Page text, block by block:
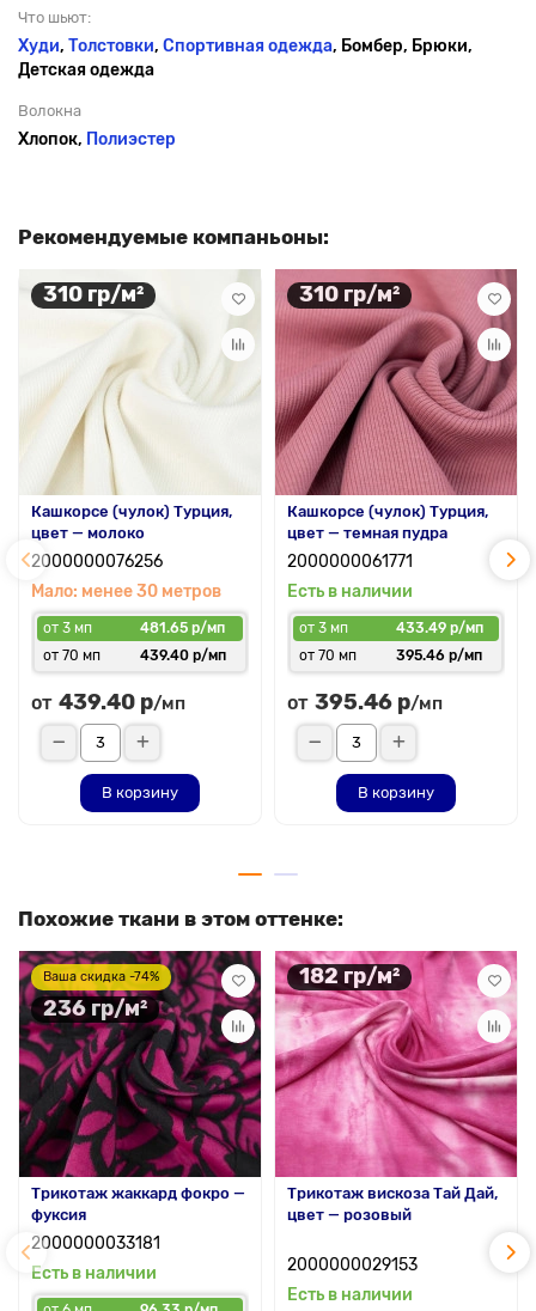
Что шьют:
Худи, Толстовки, Спортивная одежда, Бомбер, Брюки,
Детская одежда
Волокна
Хлопок, Полиэстер
Рекомендуемые компаньоны:
310 гр/м²
Кашкорсе (чулок) Турция,
цвет — молоко
2000000076256
Мало: менее 30 метров
от 3 мп
481.65 р/мп
от 70 мп
439.40 р/мп
от 439.40 р/мп
В корзину
310 гр/м²
Кашкорсе (чулок) Турция,
цвет — темная пудра
2000000061771
Есть в наличии
от 3 мп
433.49 р/мп
от 70 мп
395.46 р/мп
от 395.46 р/мп
В корзину
Похожие ткани в этом оттенке:
Ваша скидка -74%
236 гр/м²
Трикотаж жаккард фокро —
фуксия
2000000033181
Есть в наличии
182 гр/м²
Трикотаж вискоза Тай Дай,
цвет — розовый
2000000029153
Есть в наличии